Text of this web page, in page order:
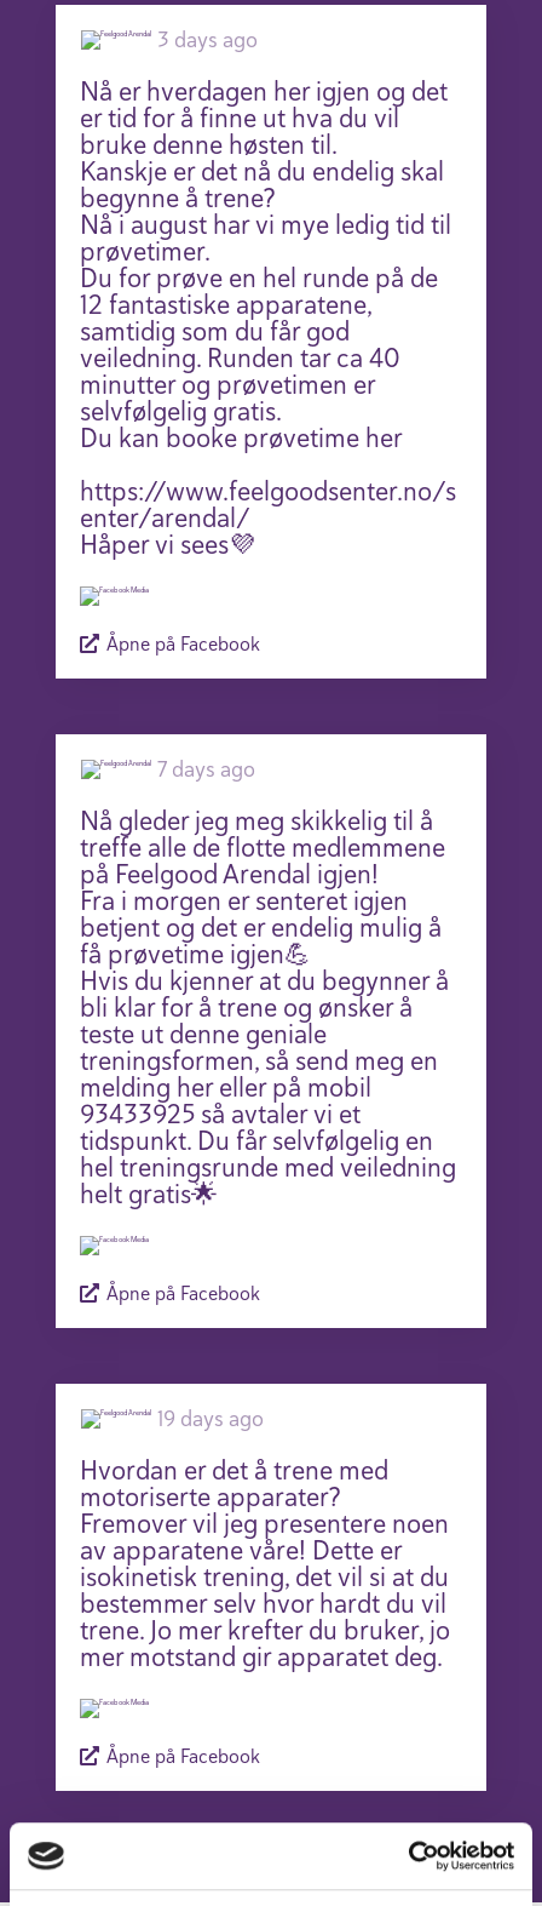
3 days ago
Nå er hverdagen her igjen og det
er tid for å finne ut hva du vil
bruke denne høsten til.
Kanskje er det nå du endelig skal
begynne å trene?
Nå i august har vi mye ledig tid til
prøvetimer.
Du for prøve en hel runde på de
12 fantastiske apparatene,
samtidig som du får god
veiledning. Runden tar ca 40
minutter og prøvetimen er
selvfølgelig gratis.
Du kan booke prøvetime her
https://www.feelgoodsenter.no/s
enter/arendal/
Håper vi sees💜
Åpne på Facebook
7 days ago
Nå gleder jeg meg skikkelig til å
treffe alle de flotte medlemmene
på Feelgood Arendal igjen!
Fra i morgen er senteret igjen
betjent og det er endelig mulig å
få prøvetime igjen💪
Hvis du kjenner at du begynner å
bli klar for å trene og ønsker å
teste ut denne geniale
treningsformen, så send meg en
melding her eller på mobil
93433925 så avtaler vi et
tidspunkt. Du får selvfølgelig en
hel treningsrunde med veiledning
helt gratis🌟
Åpne på Facebook
19 days ago
Hvordan er det å trene med
motoriserte apparater?
Fremover vil jeg presentere noen
av apparatene våre! Dette er
isokinetisk trening, det vil si at du
bestemmer selv hvor hardt du vil
trene. Jo mer krefter du bruker, jo
mer motstand gir apparatet deg.
Åpne på Facebook